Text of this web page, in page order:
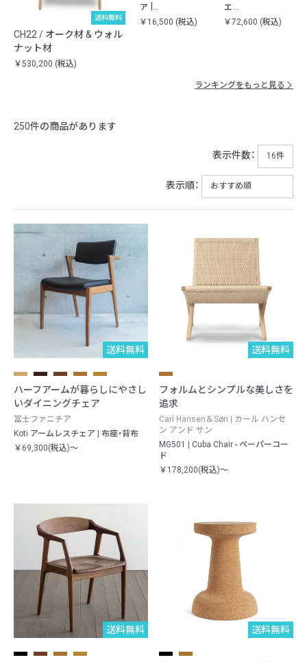
送料無料
CH22 / オーク材 & ウォル
ナット材
￥530,200 (税込)
ァ |…
￥16,500 (税込)
ェ…
￥72,600 (税込)
ランキングをもっと見る
250件の商品があります
表示件数：
表示順：
送料無料
ハーフアームが暮らしにやさし
いダイニングチェア
冨士ファニチア
Koti アームレスチェア | 布座・背布
￥69,300(税込)～
送料無料
フォルムとシンプルな美しさを
追求
Carl Hansen＆Søn | カール ハンセ
ン アンド サン
MG501 | Cuba Chair - ペーパーコー
ド
￥178,200(税込)～
送料無料 送料無料